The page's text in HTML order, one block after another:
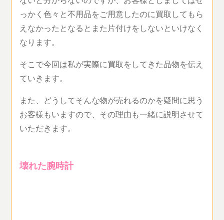
っかく色々と不用品をご用意したのに買取してもら
えなかったとなるとまた片付けをしないといけなく
なります。
そこで今回は私が実際に買取をしてきた品物を伝え
ていきます。
また、どうしてそんな物が売れるのかを疑問に思う
お客様もいますので、その理由も一緒に説明させて
いただきます。
壊れた腕時計